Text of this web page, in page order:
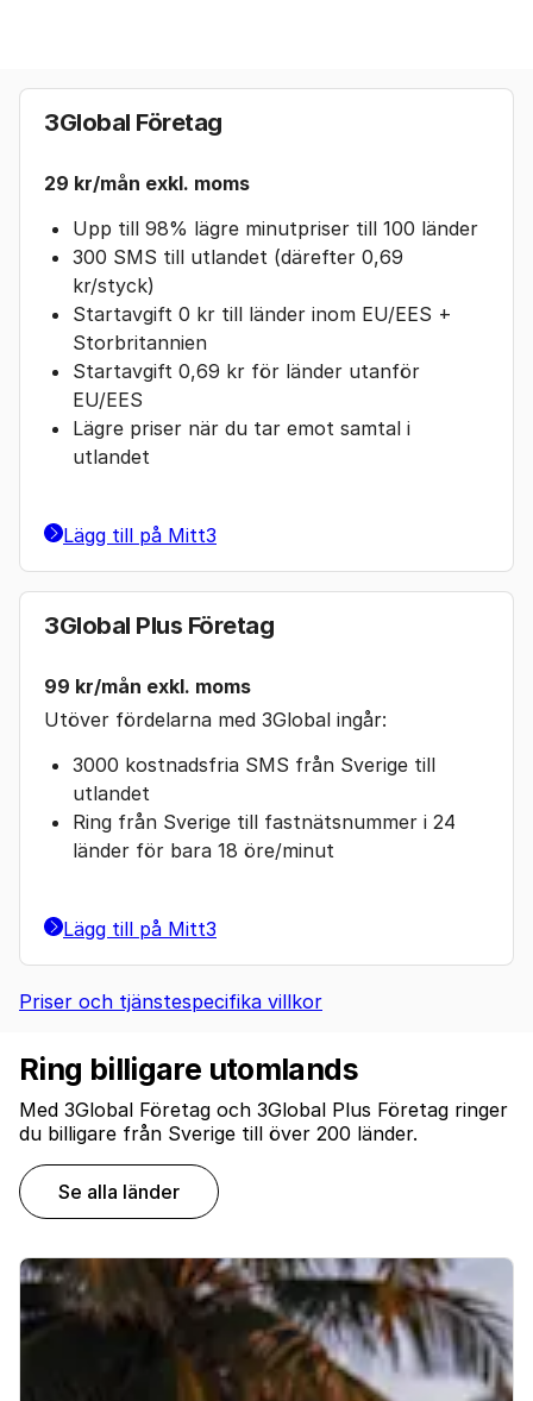
3Global Företag
29 kr/mån exkl. moms
Upp till 98% lägre minutpriser till 100 länder
300 SMS till utlandet (därefter 0,69
kr/styck)
Startavgift 0 kr till länder inom EU/EES +
Storbritannien
Startavgift 0,69 kr för länder utanför
EU/EES
Lägre priser när du tar emot samtal i
utlandet
Lägg till på Mitt3
3Global Plus Företag
99 kr/mån exkl. moms
Utöver fördelarna med 3Global ingår:
3000 kostnadsfria SMS från Sverige till
utlandet
Ring från Sverige till fastnätsnummer i 24
länder för bara 18 öre/minut
Lägg till på Mitt3
Priser och tjänstespecifika villkor
Ring billigare utomlands
Med 3Global Företag och 3Global Plus Företag ringer
du billigare från Sverige till över 200 länder.
Se alla länder